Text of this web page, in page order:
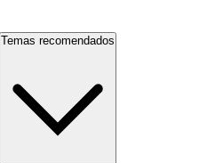
Temas recomendados